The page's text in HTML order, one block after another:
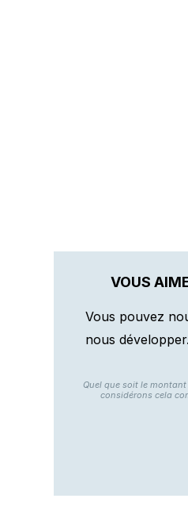
VOUS
Vous pouvez
nous
Quel que soit le
considérons cela